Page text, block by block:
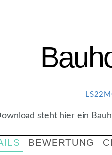
steht hier ein
BEWERTUNG